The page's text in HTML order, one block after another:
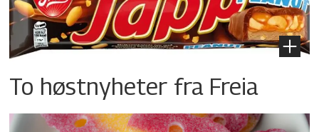
To høstnyheter fra Freia